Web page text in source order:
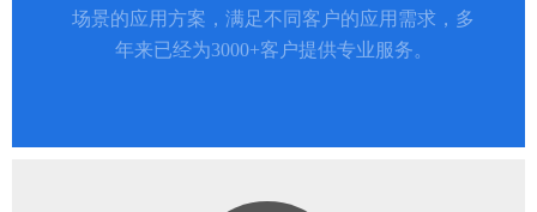
场景的应用方案，满足不同客户的应用需求，多
年来已经为3000+客户提供专业服务。